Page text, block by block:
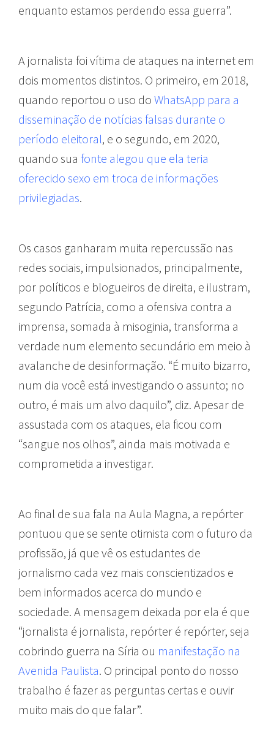
enquanto estamos perdendo essa guerra”.
A jornalista foi vítima de ataques na internet em
dois momentos distintos. O primeiro, em 2018,
quando reportou o uso do WhatsApp para a
disseminação de notícias falsas durante o
período eleitoral, e o segundo, em 2020,
quando sua fonte alegou que ela teria
oferecido sexo em troca de informações
privilegiadas.
Os casos ganharam muita repercussão nas
redes sociais, impulsionados, principalmente,
por políticos e blogueiros de direita, e ilustram,
segundo Patrícia, como a ofensiva contra a
imprensa, somada à misoginia, transforma a
verdade num elemento secundário em meio à
avalanche de desinformação. “É muito bizarro,
num dia você está investigando o assunto; no
outro, é mais um alvo daquilo”, diz. Apesar de
assustada com os ataques, ela ficou com
“sangue nos olhos”, ainda mais motivada e
comprometida a investigar.
Ao final de sua fala na Aula Magna, a repórter
pontuou que se sente otimista com o futuro da
profissão, já que vê os estudantes de
jornalismo cada vez mais conscientizados e
bem informados acerca do mundo e
sociedade. A mensagem deixada por ela é que
“jornalista é jornalista, repórter é repórter, seja
cobrindo guerra na Síria ou manifestação na
Avenida Paulista. O principal ponto do nosso
trabalho é fazer as perguntas certas e ouvir
muito mais do que falar”.